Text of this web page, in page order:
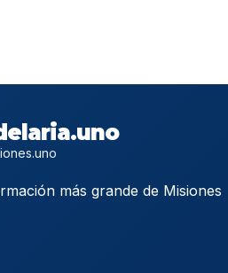
más grande de Misiones